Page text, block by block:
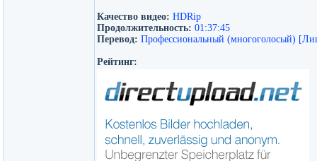
Качество видео: HDRip
Продолжительность: 01:37:45
Перевод: Профессиональный (многоголосый)
Рейтинг: